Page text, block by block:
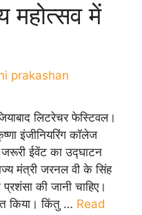
महोत्सव में
prakashan
लिटरेचर फेस्टिवल।
इंजीनियरिंग कॉलेज
ईवेंट का उद्घाटन
मंत्री जरनल वी के सिंह
की जानी चाहिए।
किया। किंतु … Read